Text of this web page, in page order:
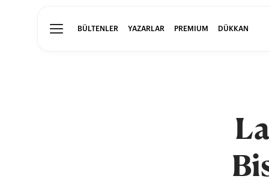
BÜLTENLER YAZARLAR PREMIUM DÜKKAN